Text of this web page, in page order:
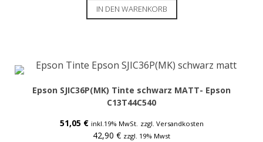
Wachs-Harz Farbbänder
Farbetikettendrucker Epson ColorWorks
Kompaktdrucker
IN DEN WARENKORB
Epson SJIC36P(MK) Tinte schwarz MATT- Epson
C13T44C540
51,05 € inkl.19% MwSt. zzgl. Versandkosten
42,90 € zzgl. 19% Mwst